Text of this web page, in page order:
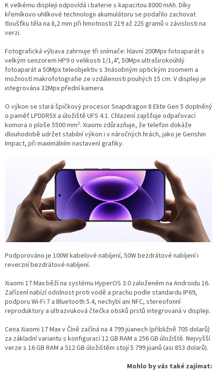
K velkému displeji odpovídá i baterie s kapacitou 8000 mAh. Díky
křemíkovo-uhlíkové technologii akumulátoru se podařilo zachovat
tloušťku těla na 8,2 mm při hmotnosti 219 až 225 gramů v závislosti na
verzi.
Fotografická výbava zahrnuje tři snímače: hlavní 200Mpx fotoaparát s
velkým senzorem HP9 o velikosti 1/1,4", 50Mpx ultraširokoúhlý
fotoaparát a 50Mpx teleobjektiv s 3násobným optickým zoomem a
možností makrofotografie ze vzdálenosti pouhých 15 cm. V displeji je
integrována 32Mpx přední kamera.
O výkon se stará špičkový procesor Snapdragon 8 Elite Gen 5 doplněný
o paměť LPDDR5X a úložiště UFS 4.1. Chlazení zajišťuje odpařovací
komora o ploše 5500 mm². Xiaomi zdůrazňuje, že telefon dokáže
dlouhodobě udržet stabilní výkon i v náročných hrách, jako je Genshin
Impact, při maximálním nastavení grafiky.
Podporováno je 100W kabelové nabíjení, 50W bezdrátové nabíjení i
reverzní bezdrátové nabíjení.
Xiaomi 17 Max běží na systému HyperOS 3.0 založeném na Androidu 16.
Zařízení nabízí odolnost proti vodě a prachu podle standardu IP69,
podporu Wi-Fi 7 a Bluetooth 5.4, nechybí ani NFC, stereofonní
reproduktory a ultrazvuková čtečka otisků prstů integrovaná v displeji.
Cena Xiaomi 17 Max v Číně začíná na 4 799 jüanech (přibližně 705 dolarů)
za základní variantu s konfigurací 12 GB RAM a 256 GB úložiště. Nejvyšší
verze s 16 GB RAM a 512 GB úložištěm stojí 5 799 jüanů (asi 853 dolarů).
Mohlo by vás také zajímat: